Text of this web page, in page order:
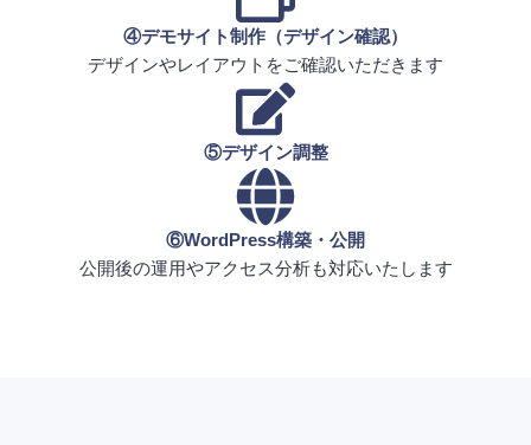
④デモサイト制作（デザイン確認）
デザインやレイアウトをご確認いただきます
⑤デザイン調整
⑥WordPress構築・公開
公開後の運用やアクセス分析も対応いたします